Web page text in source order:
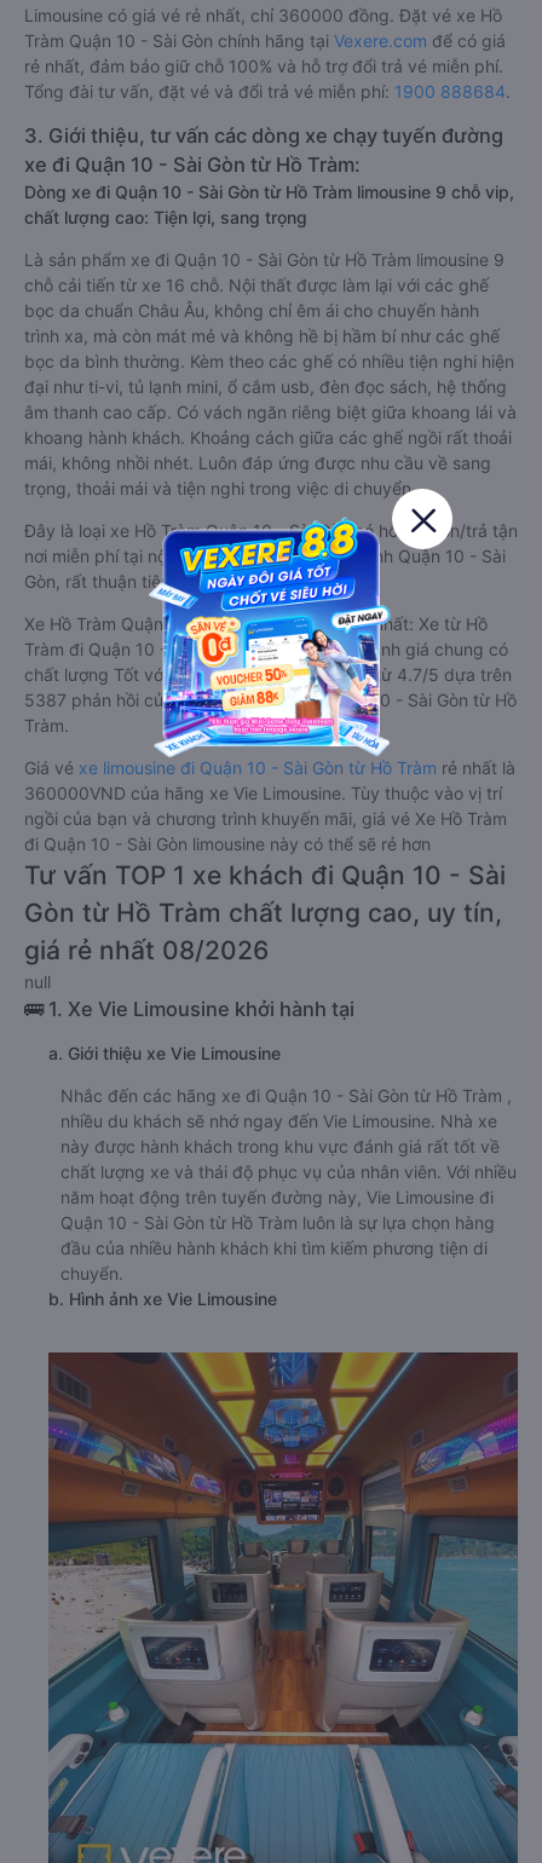
Limousine có giá vé rẻ nhất, chỉ 360000 đồng. Đặt vé xe Hồ
Tràm Quận 10 - Sài Gòn chính hãng tại Vexere.com để có giá
rẻ nhất, đảm bảo giữ chỗ 100% và hỗ trợ đổi trả vé miễn phí.
Tổng đài tư vấn, đặt vé và đổi trả vé miễn phí: 1900 888684.
3. Giới thiệu, tư vấn các dòng xe chạy tuyến đường
xe đi Quận 10 - Sài Gòn từ Hồ Tràm:
Dòng xe đi Quận 10 - Sài Gòn từ Hồ Tràm limousine 9 chỗ vip,
chất lượng cao: Tiện lợi, sang trọng
Là sản phẩm xe đi Quận 10 - Sài Gòn từ Hồ Tràm limousine 9
chỗ cải tiến từ xe 16 chỗ. Nội thất được làm lại với các ghế
bọc da chuẩn Châu Âu, không chỉ êm ái cho chuyến hành
trình xa, mà còn mát mẻ và không hề bị hầm bí như các ghế
bọc da bình thường. Kèm theo các ghế có nhiều tiện nghi hiện
đại như ti-vi, tủ lạnh mini, ổ cắm usb, đèn đọc sách, hệ thống
âm thanh cao cấp. Có vách ngăn riêng biệt giữa khoang lái và
khoang hành khách. Khoảng cách giữa các ghế ngồi rất thoải
mái, không nhồi nhét. Luôn đáp ứng được nhu cầu về sang
trọng, thoải mái và tiện nghi trong việc di chuyển.
Đây là loại xe Hồ Tràm Quận 10 - Sài Gòn có hỗ trợ đón/trả tận
nơi miễn phí tại nội thành Hồ Tràm và nội thành Quận 10 - Sài
Gòn, rất thuận tiện cho du khách.
Xe Hồ Tràm Quận 10 - Sài Gòn limousine tốt nhất: Xe từ Hồ
Tràm đi Quận 10 - Sài Gòn limousine được đánh giá chung có
chất lượng Tốt với điểm đánh giá trung bình từ 4.7/5 dựa trên
5387 phản hồi của hành khách Xe về Quận 10 - Sài Gòn từ Hồ
Tràm.
Giá vé xe limousine đi Quận 10 - Sài Gòn từ Hồ Tràm rẻ nhất là
360000VND của hãng xe Vie Limousine. Tùy thuộc vào vị trí
ngồi của bạn và chương trình khuyến mãi, giá vé Xe Hồ Tràm
đi Quận 10 - Sài Gòn limousine này có thể sẽ rẻ hơn
Tư vấn TOP 1 xe khách đi Quận 10 - Sài
Gòn từ Hồ Tràm chất lượng cao, uy tín,
giá rẻ nhất 08/2026
null
🚌 1. Xe Vie Limousine khởi hành tại
a. Giới thiệu xe Vie Limousine
Nhắc đến các hãng xe đi Quận 10 - Sài Gòn từ Hồ Tràm ,
nhiều du khách sẽ nhớ ngay đến Vie Limousine. Nhà xe
này được hành khách trong khu vực đánh giá rất tốt về
chất lượng xe và thái độ phục vụ của nhân viên. Với nhiều
năm hoạt động trên tuyến đường này, Vie Limousine đi
Quận 10 - Sài Gòn từ Hồ Tràm luôn là sự lựa chọn hàng
đầu của nhiều hành khách khi tìm kiếm phương tiện di
chuyển.
b. Hình ảnh xe Vie Limousine